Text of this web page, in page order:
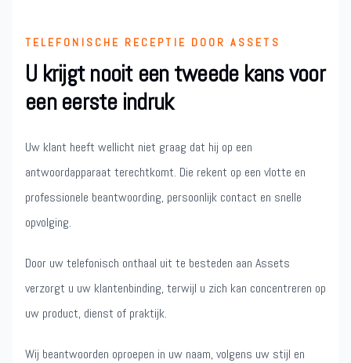
TELEFONISCHE RECEPTIE DOOR ASSETS
U krijgt nooit een tweede kans voor
een eerste indruk
Uw klant heeft wellicht niet graag dat hij op een
antwoordapparaat terechtkomt. Die rekent op een vlotte en
professionele beantwoording, persoonlijk contact en snelle
opvolging.
Door uw telefonisch onthaal uit te besteden aan Assets
verzorgt u uw klantenbinding, terwijl u zich kan concentreren op
uw product, dienst of praktijk.
Wij beantwoorden oproepen in uw naam, volgens uw stijl en